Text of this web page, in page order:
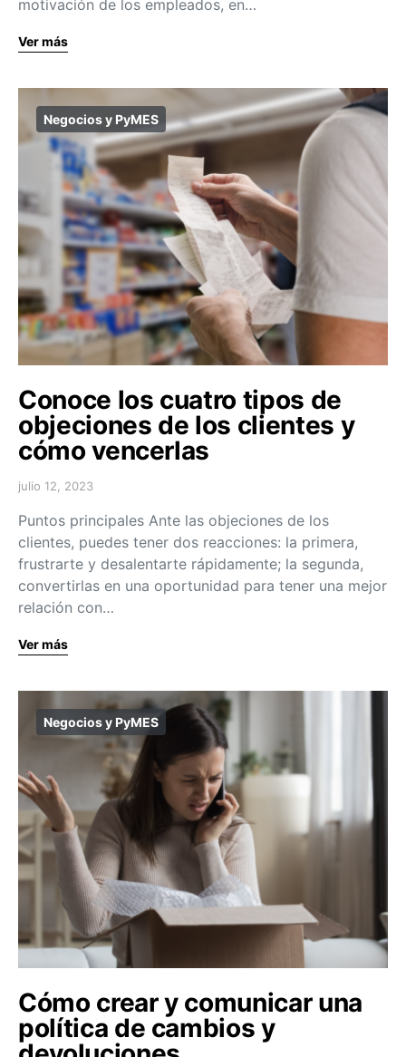
motivación de los empleados, en…
Ver más
Negocios y PyMES
Conoce los cuatro tipos de
objeciones de los clientes y
cómo vencerlas
julio 12, 2023
Puntos principales Ante las objeciones de los
clientes, puedes tener dos reacciones: la primera,
frustrarte y desalentarte rápidamente; la segunda,
convertirlas en una oportunidad para tener una mejor
relación con…
Ver más
Negocios y PyMES
Cómo crear y comunicar una
política de cambios y